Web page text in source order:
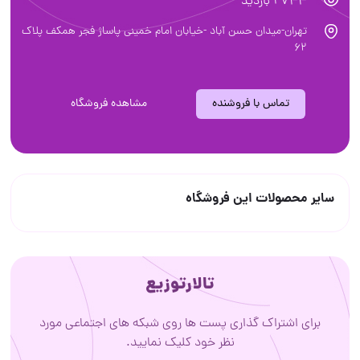
تهران-میدان حسن آباد -خیابان امام خمینی پاساژ فجر همکف پلاک
62
تماس با فروشنده مشاهده فروشگاه
سایر محصولات این فروشگاه
تالارتوزیع
برای اشتراک گذاری پست ها روی شبکه های اجتماعی مورد
نظر خود کلیک نمایید.